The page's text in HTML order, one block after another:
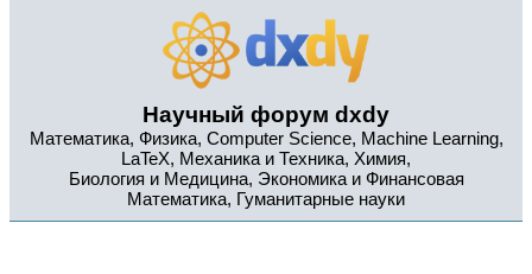
Научный форум dxdy
Математика, Физика, Computer Science, Machine Learning,
LaTeX, Механика и Техника, Химия,
Биология и Медицина, Экономика и Финансовая
Математика, Гуманитарные науки